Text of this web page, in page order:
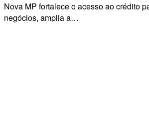
Nova MP fortalece o acesso ao crédito
negócios, amplia a…